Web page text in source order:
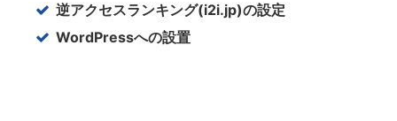
逆アクセスランキング(i2i.jp)の設定
WordPressへの設置